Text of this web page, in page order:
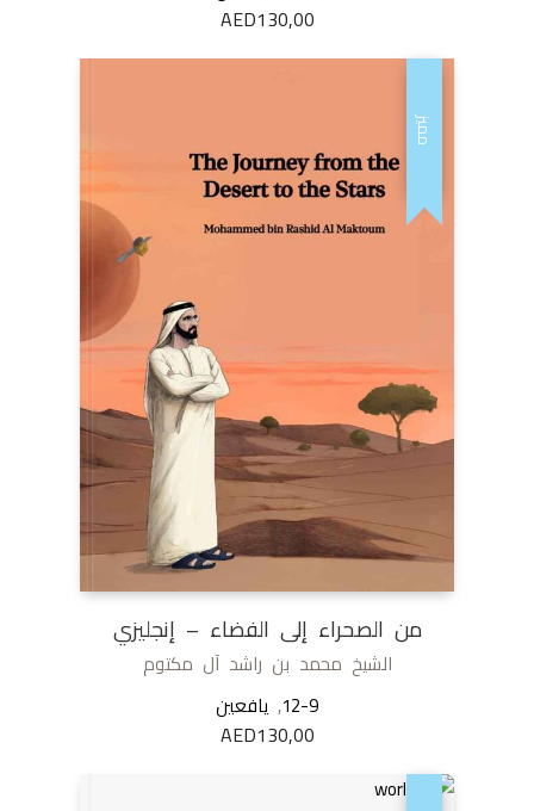
AED130,00
مميز
من الصحراء إلى الفضاء – إنجليزي
الشيخ محمد بن راشد آل مكتوم
12-9
, يافعين
AED130,00